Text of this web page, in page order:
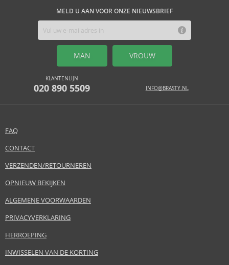
MELD U AAN VOOR ONZE NIEUWSBRIEF
MAN VROUW
KLANTENLIJN
020 890 5509 INFO@BRASTY.NL
FAQ
CONTACT
VERZENDEN/RETOURNEREN
OPNIEUW BEKIJKEN
ALGEMENE VOORWAARDEN
PRIVACYVERKLARING
HERROEPING
INWISSELEN VAN DE KORTING